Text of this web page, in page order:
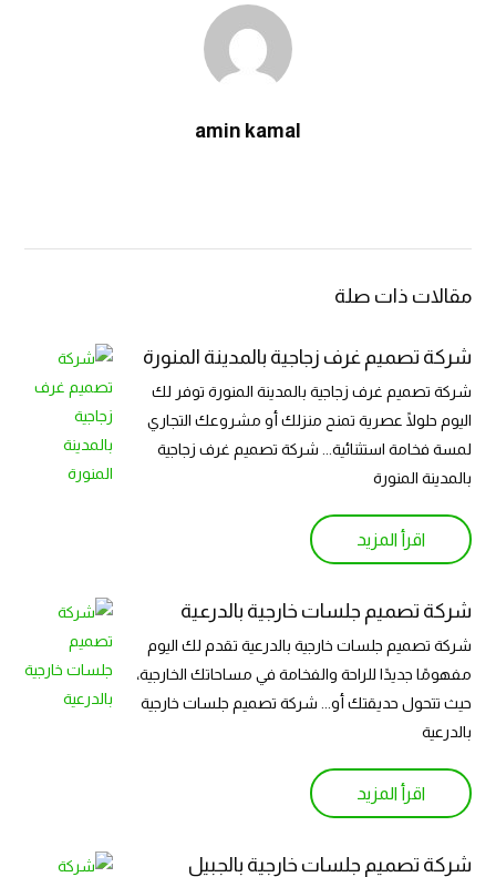
amin kamal
مقالات ذات صلة
شركة تصميم غرف زجاجية بالمدينة المنورة
شركة تصميم غرف زجاجية بالمدينة المنورة توفر لك
اليوم حلولًا عصرية تمنح منزلك أو مشروعك التجاري
لمسة فخامة استثنائية... شركة تصميم غرف زجاجية
بالمدينة المنورة
اقرأ المزيد
شركة تصميم جلسات خارجية بالدرعية
شركة تصميم جلسات خارجية بالدرعية تقدم لك اليوم
مفهومًا جديدًا للراحة والفخامة في مساحاتك الخارجية،
حيث تتحول حديقتك أو... شركة تصميم جلسات خارجية
بالدرعية
اقرأ المزيد
شركة تصميم جلسات خارجية بالجبيل